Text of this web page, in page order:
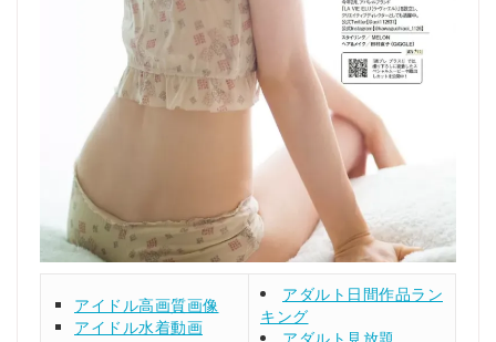
アイドル高画質画像
アイドル水着動画
アダルト日間作品ラン
キング